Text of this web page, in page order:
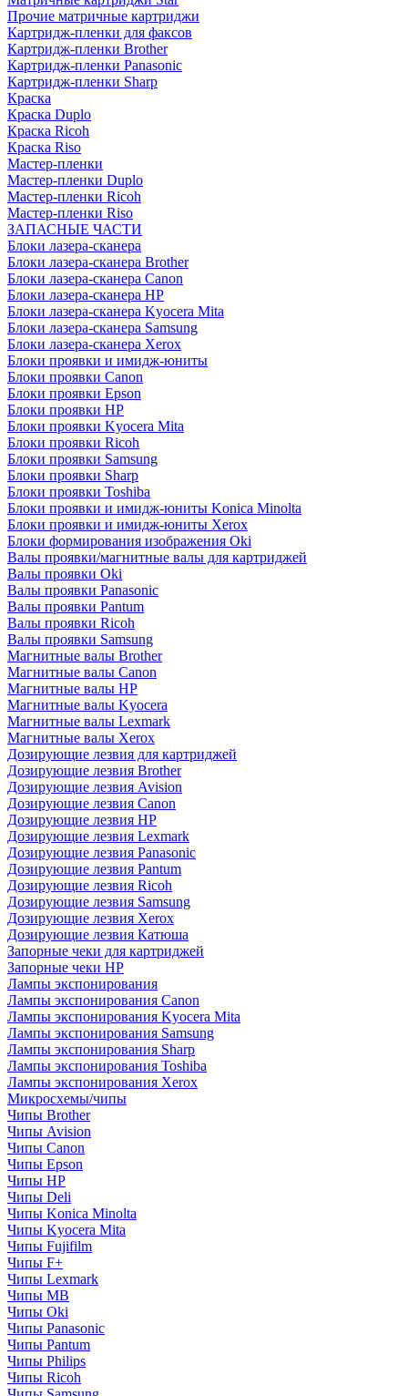
Прочие матричные картриджи
Картридж-пленки для факсов
Картридж-пленки Brother
Картридж-пленки Panasonic
Картридж-пленки Sharp
Краска
Краска Duplo
Краска Ricoh
Краска Riso
Мастер-пленки
Мастер-пленки Duplo
Мастер-пленки Ricoh
Мастер-пленки Riso
ЗАПАСНЫЕ ЧАСТИ
Блоки лазера-сканера
Блоки лазера-сканера Brother
Блоки лазера-сканера Canon
Блоки лазера-сканера HP
Блоки лазера-сканера Kyocera Mita
Блоки лазера-сканера Samsung
Блоки лазера-сканера Xerox
Блоки проявки и имидж-юниты
Блоки проявки Canon
Блоки проявки Epson
Блоки проявки HP
Блоки проявки Kyocera Mita
Блоки проявки Ricoh
Блоки проявки Samsung
Блоки проявки Sharp
Блоки проявки Toshiba
Блоки проявки и имидж-юниты Konica Minolta
Блоки проявки и имидж-юниты Xerox
Блоки формирования изображения Oki
Валы проявки/магнитные валы для картриджей
Валы проявки Oki
Валы проявки Panasonic
Валы проявки Pantum
Валы проявки Ricoh
Валы проявки Samsung
Магнитные валы Brother
Магнитные валы Canon
Магнитные валы HP
Магнитные валы Kyocera
Магнитные валы Lexmark
Магнитные валы Xerox
Дозирующие лезвия для картриджей
Дозирующие лезвия Brother
Дозирующие лезвия Avision
Дозирующие лезвия Canon
Дозирующие лезвия HP
Дозирующие лезвия Lexmark
Дозирующие лезвия Panasonic
Дозирующие лезвия Pantum
Дозирующие лезвия Ricoh
Дозирующие лезвия Samsung
Дозирующие лезвия Xerox
Дозирующие лезвия Катюша
Запорные чеки для картриджей
Запорные чеки HP
Лампы экспонирования
Лампы экспонирования Canon
Лампы экспонирования Kyocera Mita
Лампы экспонирования Samsung
Лампы экспонирования Sharp
Лампы экспонирования Toshiba
Лампы экспонирования Xerox
Микросхемы/чипы
Чипы Brother
Чипы Avision
Чипы Canon
Чипы Epson
Чипы HP
Чипы Deli
Чипы Konica Minolta
Чипы Kyocera Mita
Чипы Fujifilm
Чипы F+
Чипы Lexmark
Чипы MB
Чипы Oki
Чипы Panasonic
Чипы Pantum
Чипы Philips
Чипы Ricoh